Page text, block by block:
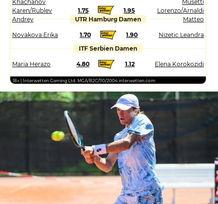
Khachanov
Karen/Rublev
Andrey
1.75 1.95
Musetti
Lorenzo/Arnaldi
Matteo
UTR Hamburg Damen
Novakova Erika 1.70 1.90
Nizetic Leandra
ITF Serbien Damen
Maria Herazo 4.80 1.12 Elena Korokozidi
18+ | Interwetten Gaming Ltd. MGA/B2C/110/2004 interwetten.com